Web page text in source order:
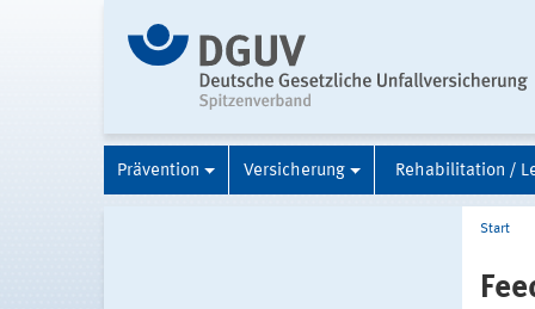
Prävention Versicherung Rehabilitation /
Start